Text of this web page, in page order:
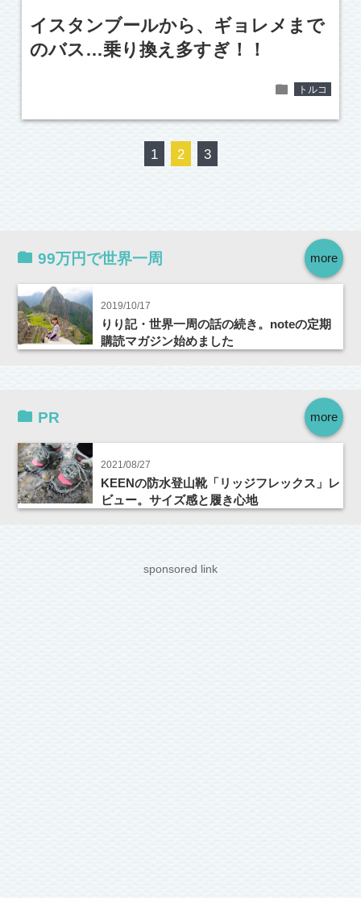
イスタンブールから、ギョレメまで
のバス…乗り換え多すぎ！！
folder トルコ
1 2 3
more
99万円で世界一周
2019/10/17
りり記・世界一周の話の続き。noteの定期
購読マガジン始めました
more
PR
2021/08/27
KEENの防水登山靴「リッジフレックス」レ
ビュー。サイズ感と履き心地
sponsored link